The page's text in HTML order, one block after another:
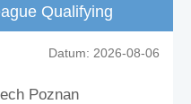
Qualifying
Datum: 2026-08-06
Poznan